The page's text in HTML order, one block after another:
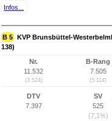
Infos...
B 5 KVP Brunsbüttel-
138)
Nr.
11.532
(3.524)
B-Rang
7.505
(5.114)
DTV
7.397
SV
525
(7,1%)